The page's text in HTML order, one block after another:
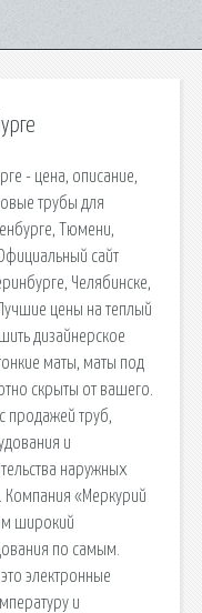
- цена, описание,
трубы для
Тюмени,
сайт
Челябинске,
цены на теплый
дизайнерское
маты, маты под
скрыты от вашего.
продажей труб,
и
наружных
Компания «Меркурий
широкий
по самым.
электронные
и